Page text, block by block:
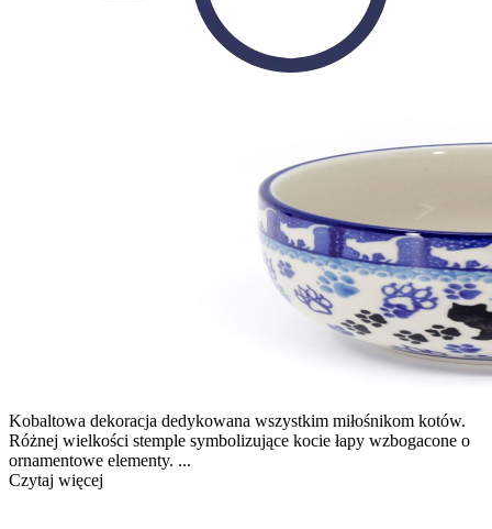
Kobaltowa dekoracja dedykowana wszystkim miłośnikom kotów.
Różnej wielkości stemple symbolizujące kocie łapy wzbogacone o
ornamentowe elementy. ...
Czytaj więcej